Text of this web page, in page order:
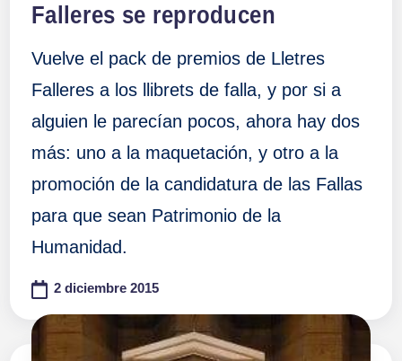
Falleres se reproducen
Vuelve el pack de premios de Lletres
Falleres a los llibrets de falla, y por si a
alguien le parecían pocos, ahora hay dos
más: uno a la maquetación, y otro a la
promoción de la candidatura de las Fallas
para que sean Patrimonio de la
Humanidad.
2 diciembre 2015